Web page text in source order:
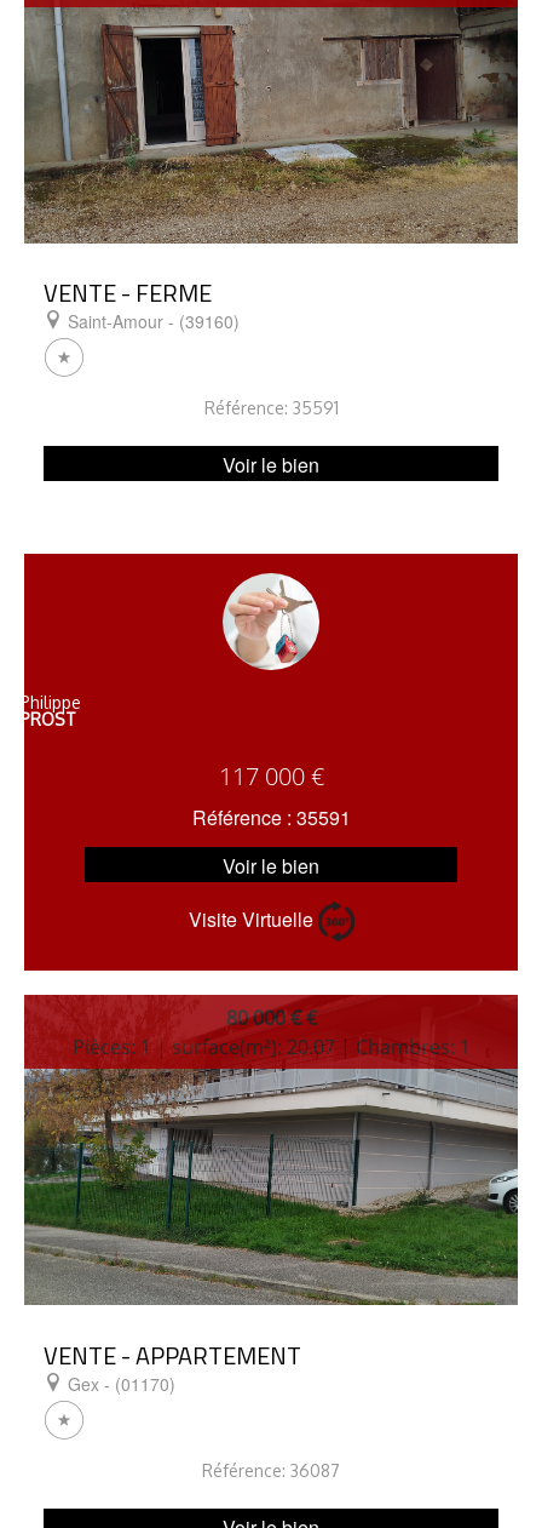
VENTE - FERME
Saint-Amour - (39160)
Référence: 35591
Voir le bien
Philippe
PROST
117 000 €
Référence : 35591
Voir le bien
Visite Virtuelle
80 000 € €
Pièces: 1 | surface(m²): 20.07 | Chambres: 1
VENTE - APPARTEMENT
Gex - (01170)
Référence: 36087